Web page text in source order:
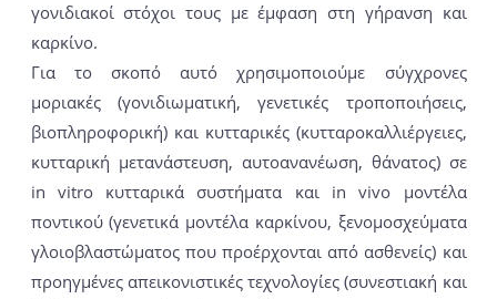
γονιδιακοί στόχοι τους με έμφαση στη γήρανση και
καρκίνο.
Για το σκοπό αυτό χρησιμοποιούμε σύγχρονες
μοριακές (γονιδιωματική, γενετικές τροποποιήσεις,
βιοπληροφορική) και κυτταρικές (κυτταροκαλλιέργειες,
κυτταρική μετανάστευση, αυτοανανέωση, θάνατος) σε
in vitro κυτταρικά συστήματα και in vivo μοντέλα
ποντικού (γενετικά μοντέλα καρκίνου, ξενομοσχεύματα
γλοιοβλαστώματος που προέρχονται από ασθενείς) και
προηγμένες απεικονιστικές τεχνολογίες (συνεστιακή και